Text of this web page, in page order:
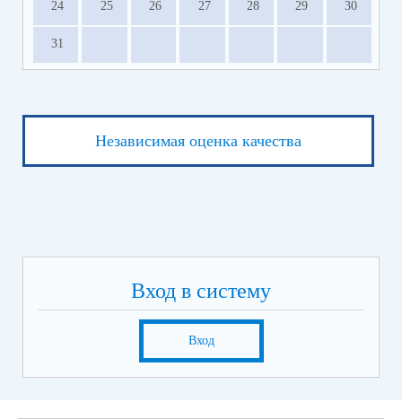
24 25 26 27 28 29 30
31
Независимая оценка качества
Вход в систему
Вход